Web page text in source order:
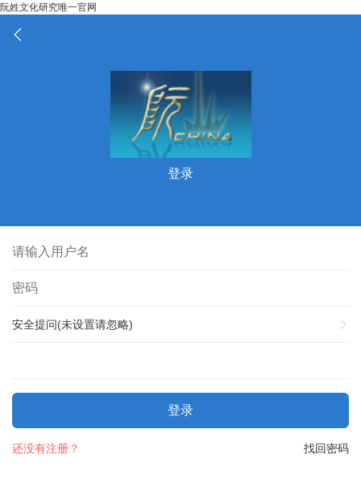
阮姓文化研究唯一官网
登录
安全提问(未设置请忽略)
登录
找回密码
还没有注册？